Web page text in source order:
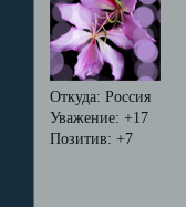
Откуда: Россия
Уважение: +17
Позитив: +7